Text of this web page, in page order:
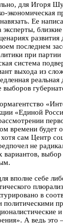
для Игоря
экономическая
Ее
последнем
при
система
выхода из
выборов
«Единой
времени будет
сам Центр
не
вариантов,
вполне себе
в
политическими
и
А ведь это